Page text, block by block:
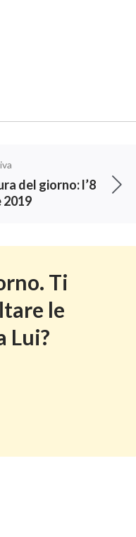
del giorno: l’8
2019
Ti
le
Lui?